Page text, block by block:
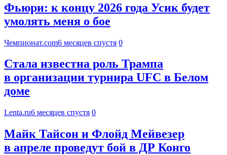
Фьюри: к концу 2026 года Усик будет
умолять меня о бое
Чемпионат.com6 месяцев спустя 0
Стала известна роль Трампа
в организации турнира UFC в Белом
доме
Lenta.ru6 месяцев спустя 0
Майк Тайсон и Флойд Мейвезер
в апреле проведут бой в ДР Конго